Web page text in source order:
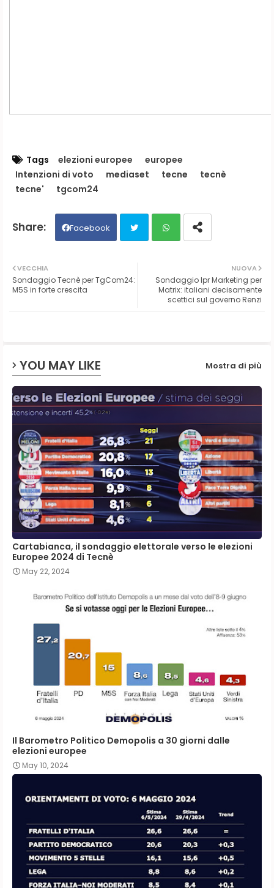
Tags elezioni europee
europee
Intenzioni di voto
mediaset tecne
tecnè
tecne'
tgcom24
Facebook
ter ats
NUOVA
Sondaggio Ipr Marketing per
Matrix: italiani decisamente
scettici sul governo Renzi
VECCHIA
Sondaggio Tecnè per TgCom24:
M5S in forte crescita
YOU MAY LIKE Mostra di più
Cartabianca, il sondaggio elettorale verso le elezioni
Europee 2024 di Tecnè
May 22, 2024
Il Barometro Politico Demopolis a 30 giorni dalle
elezioni europee
May 10, 2024